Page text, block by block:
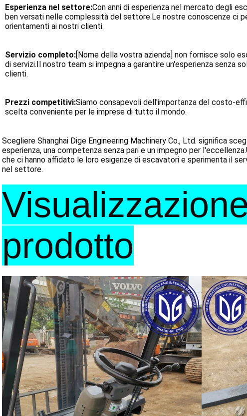
Esperienza nel settore:Con anni di esperienza nel mercato degli
ben versati nelle complessità del settore.Le nostre conoscenze ci
orientamenti ai nostri clienti.
Servizio completo:[Nome della vostra azienda] non fornisce solo
di servizi.Il nostro team si impegna a garantire un'esperienza senza
clienti.
Prezzi competitivi:Siamo consapevoli dell'importanza del costo-
scelta conveniente per le imprese di tutto il mondo.
Scegliere Shanghai Dige Engineering Machinery Co., Ltd. significa
esperienza, una competenza senza pari e un impegno per
che ci hanno affidato le loro esigenze di escavatori e sperimenta il
nel settore.
prodotto